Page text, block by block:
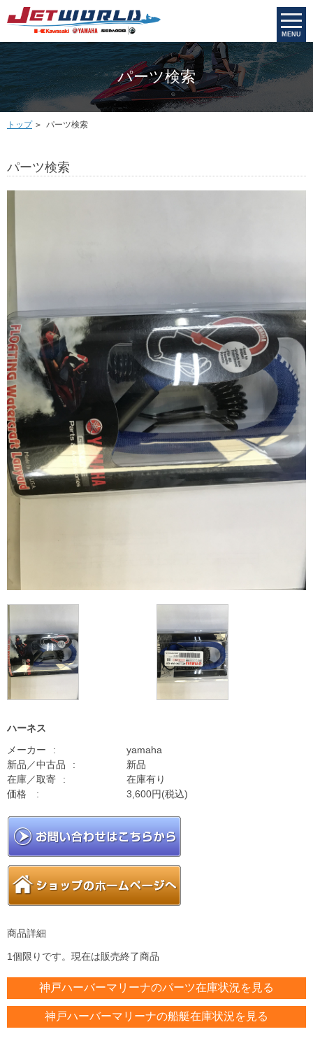
MENU
パーツ検索
トップ パーツ検索
パーツ検索
ハーネス
メーカー
yamaha
新品／中古品
新品
在庫／取寄
在庫有り
価格
3,600円(税込)
商品詳細
1個限りです。現在は販売終了商品
神戸ハーバーマリーナのパーツ在庫状況を見る
神戸ハーバーマリーナの船艇在庫状況を見る